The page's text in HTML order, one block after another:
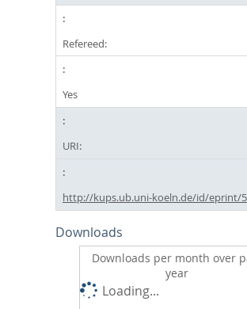
Refereed:
Yes
URI:
http://kups.ub.uni-koeln.de/id/eprint/
Downloads
Downloads per month over
year
Loading...